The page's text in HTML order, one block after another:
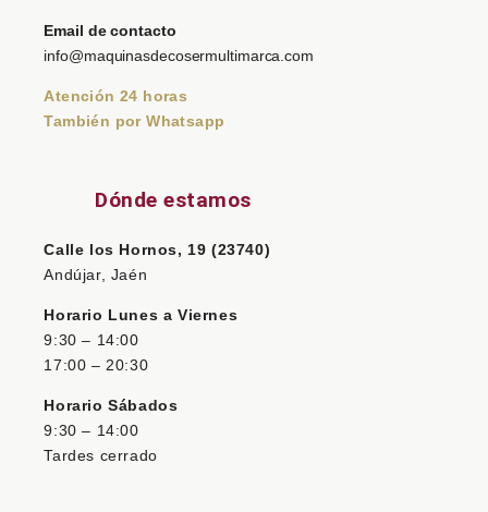
Email de contacto
info@maquinasdecosermultimarca.com
Atención 24 horas
También por Whatsapp
Dónde estamos
Calle los Hornos, 19 (23740)
Andújar, Jaén
Horario Lunes a Viernes
9:30 – 14:00
17:00 – 20:30
Horario Sábados
9:30 – 14:00
Tardes cerrado